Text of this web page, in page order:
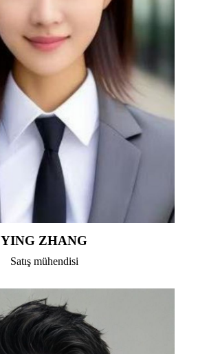
YING ZHANG
Satış mühendisi